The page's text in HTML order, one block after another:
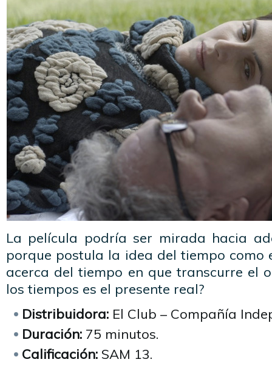
La película podría ser mirada hacia
porque postula la idea del tiempo como
acerca del tiempo en que transcurre el
los tiempos es el presente real?
Distribuidora: El Club – Compañía
Duración: 75 minutos.
Calificación: SAM 13.